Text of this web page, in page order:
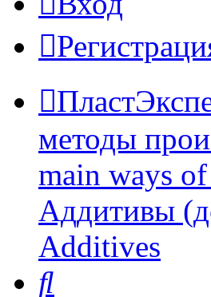
методы
main ways
Аддитивы
Additives